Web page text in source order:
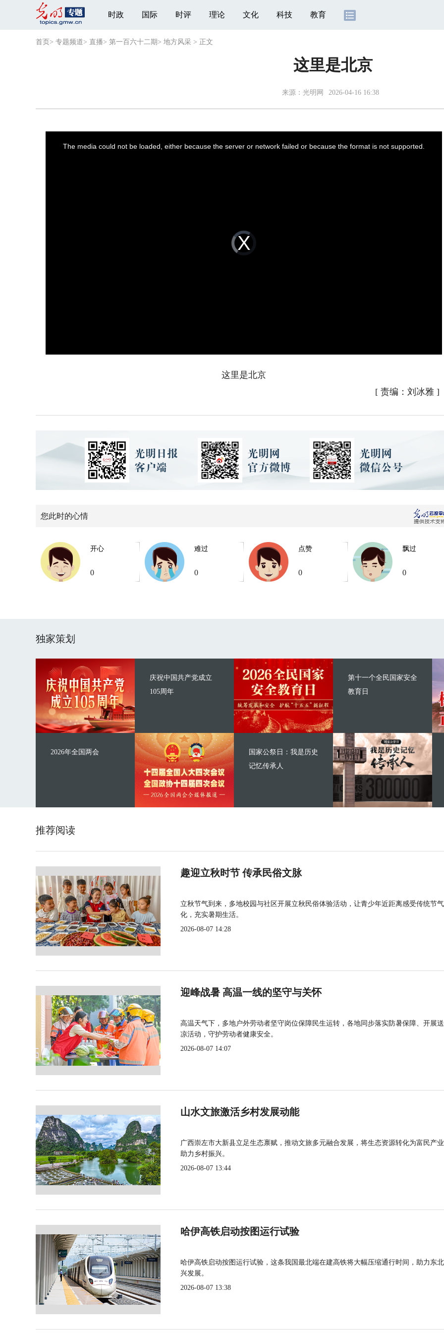
时政 国际 时评 理论 文化 科技 教育
首页 > 专题频道> 直播> 第一百六十二期> 地方风采 > 正文
这里是北京
来源： 光明网 2026-04-16 16:38
Video
Player
is
loading.
The media could not be loaded, either because the server or network failed or because the format is not supported.
这里是北京
[ 责编：刘冰雅 ]
您此时的心情
开心
0
难过
0
点赞
0
飘过
0
独家策划
庆祝中国共产党成立
105周年
2026年全国两会
第十一个全民国家安全
教育日
国家公祭日：我是历史
记忆传承人
推荐阅读
趣迎立秋时节 传承民俗文脉
立秋节气到来，多地校园与社区开展立秋民俗体验活动，让青少年近距离感受传统节
化，充实暑期生活。
2026-08-07 14:28
迎峰战暑 高温一线的坚守与关怀
高温天气下，多地户外劳动者坚守岗位保障民生运转，各地同步落实防暑保障、开展
凉活动，守护劳动者健康安全。
2026-08-07 14:07
山水文旅激活乡村发展动能
广西崇左市大新县立足生态禀赋，推动文旅多元融合发展，将生态资源转化为富民产
助力乡村振兴。
2026-08-07 13:44
哈伊高铁启动按图运行试验
哈伊高铁启动按图运行试验，这条我国最北端在建高铁将大幅压缩通行时间，助力东
兴发展。
2026-08-07 13:38